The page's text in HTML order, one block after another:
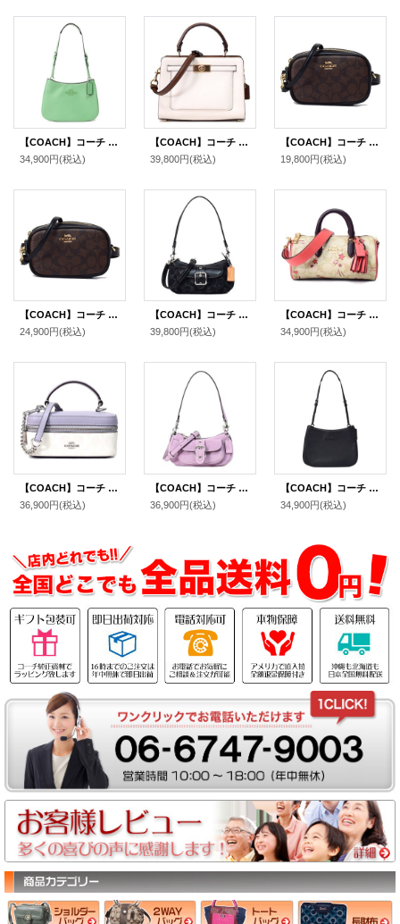
【COACH】コーチ スムースレザー ペネロペ ロゴ スリム ショルダー ハンドバッグ ソフトグリーン (日本未発売）
34,900円(税込)
【COACH】コーチ レザー ミニ レーン ハンドル クロスボディ 斜め掛け 2WAY ショルダー ハンドバッグ チャーク×ペニーマルチ（日本未発売）
39,800円(税込)
【COACH】コーチ コーティングキャンバス スムースレザー シグネチャー ベルトバッグ 3way ショルダー 斜め掛け クラッチ ウエスト ヒップバッグ ブラウン×ブラック〔日本未発売〕
19,800円(税込)
【COACH】コーチ コーティングキャンバス スムースレザー シグネチャー コンバーチブル ベルトバッグ 3way ショルダー 斜め掛け クラッチ ウエスト ヒップバッグ ブラウン×ブラック〔日本未発売〕
24,900円(税込)
【COACH】コーチ バッグ デニム レザー シグネチャー ミニ アシュトン 2way クロスボディ 斜め掛け ショルダー ハンドバッグ ブラック（日本未発売）
39,800円(税込)
【COACH】コーチ コーティングキャンバス レザー シグネチャー ハート スター 星 レーシー 筒型 クロスボディ 2WAY 斜め掛け ショルダー ハンドバッグ ライトカーキマルチ（日本未発売）
34,900円(税込)
【COACH】コーチ コーティングキャンバス レザー シグネチャー トレイン ケース スクエア ボックス クロスボディ 2WAY 斜め掛け ショルダー ハンドバッグ チャーク×ミスト（日本未発売）
36,900円(税込)
【COACH】コーチ バッグ スエード レザー ミニ アシュトン 2way クロスボディ 斜め掛け ショルダー ハンドバッグ ライトバイオレット（日本未発売）
36,900円(税込)
【COACH】コーチ スムースレザー ペネロペ ロゴ スリム ショルダー ハンドバッグ ブラック(日本未発売）
34,900円(税込)